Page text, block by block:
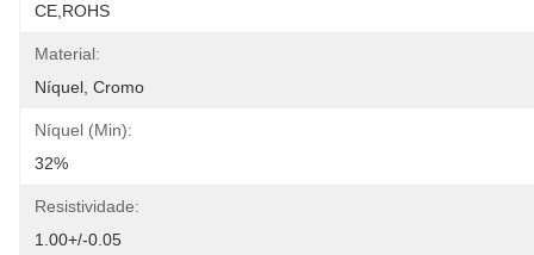
CE,ROHS
Material:
Níquel, Cromo
Níquel (min):
32%
Resistividade:
1.00+/-0.05